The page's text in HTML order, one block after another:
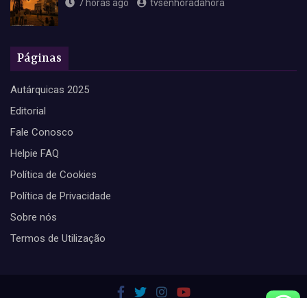
7 horas ago tvsenhoradahora
Páginas
Autárquicas 2025
Editorial
Fale Conosco
Helpie FAQ
Política de Cookies
Política de Privacidade
Sobre nós
Termos de Utilização